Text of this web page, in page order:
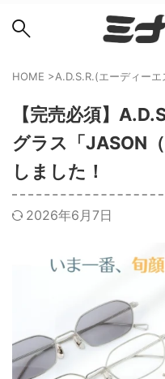
HOME >A.D.S.R.(エーディーエ
【完売必須】
グラス「JASON
しました！
2026年6月7日